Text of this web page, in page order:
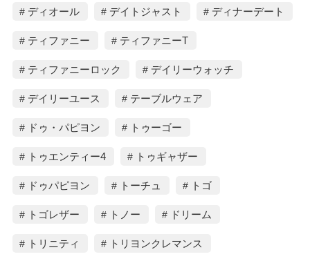
ディオール デイトジャスト ディナーデート
ティファニー ティファニーT
ティファニーロック デイリーウォッチ
デイリーユース テーブルウェア
ドゥ・パピヨン トゥーゴー
トゥエンティー4 トゥギャザー
ドゥパピヨン トーチュ トゴ
トゴレザー トノー ドリーム
トリニティ トリヨンクレマンス